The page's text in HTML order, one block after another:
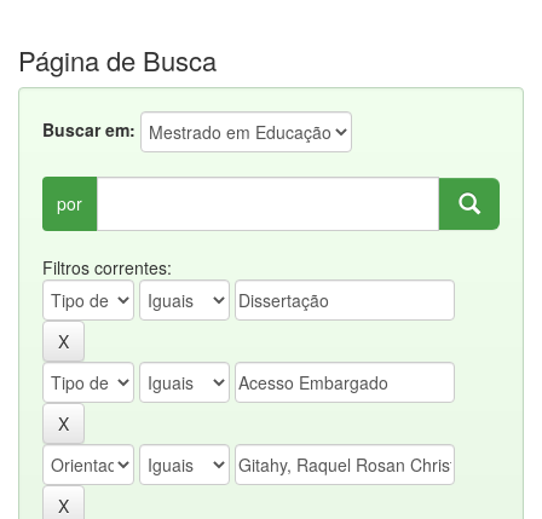
Página de Busca
Buscar em:
por
Filtros correntes: